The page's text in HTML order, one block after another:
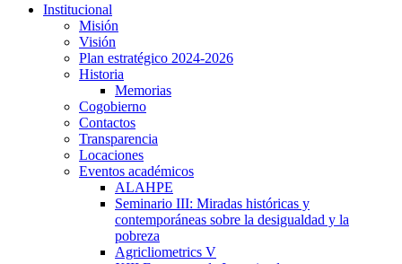
Institucional
Misión
Visión
Plan estratégico 2024-2026
Historia
Memorias
Cogobierno
Contactos
Transparencia
Locaciones
Eventos académicos
ALAHPE
Seminario III: Miradas históricas y
contemporáneas sobre la desigualdad y la
pobreza
Agricliometrics V